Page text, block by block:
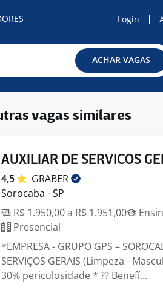
Login
ACHAR VAGAS
vagas similares
AUXILIAR DE SERVICOS
4,5
GRABER
Sorocaba - SP
R$ 1.950,00 a R$ 1.951,00
Presencial
*EMPRESA - GRUPO GPS –
SERVIÇOS GERAIS (Limpeza -
30% periculosidade * ?? Benefí...